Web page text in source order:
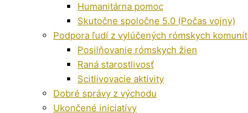
Humanitárna pomoc
Skutočne spoločne 5.0 (Počas vojny)
Podpora ľudí z vylúčených rómskych komunít
Posilňovanie rómskych žien
Raná starostlivosť
Scitlivovacie aktivity
Dobré správy z východu
Ukončené iniciatívy